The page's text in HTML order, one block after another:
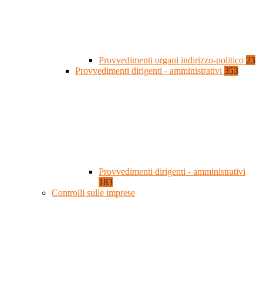
Provvedimenti organi indirizzo-politico 23
Provvedimenti dirigenti - amministrativi 353
Provvedimenti dirigenti - amministrativi
183
Controlli sulle imprese